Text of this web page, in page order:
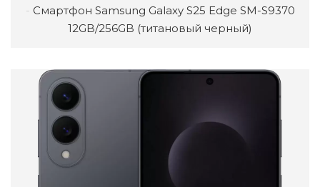
Смартфон Samsung Galaxy S25 Edge SM-S9370
12GB/256GB (титановый черный)